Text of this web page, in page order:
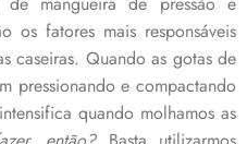
os fatores mais responsáveis
caseiras. Quando as gotas de
pressionando e compactando
quando molhamos as